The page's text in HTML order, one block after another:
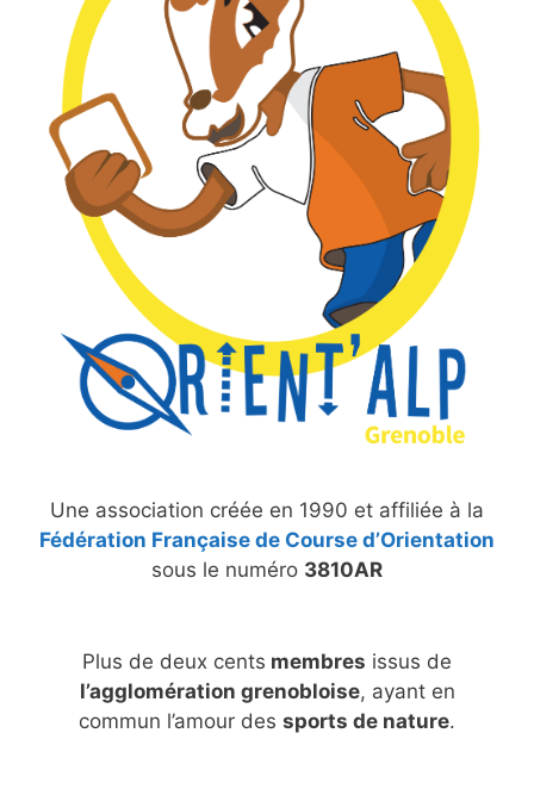
Une association créée en 1990 et affiliée à la
Fédération Française de Course d’Orientation
sous le numéro 3810AR
Plus de deux cents membres issus de
l’agglomération grenobloise, ayant en
commun l’amour des sports de nature.